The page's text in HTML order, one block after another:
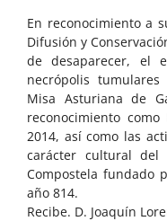
En reconocimiento a
Difusión y
de desaparecer, el
necrópolis
Misa Asturiana de
reconocimiento
2014, así como las
carácter cultural del
Compostela fundado
año 814.
Recibe. D. Joaquín